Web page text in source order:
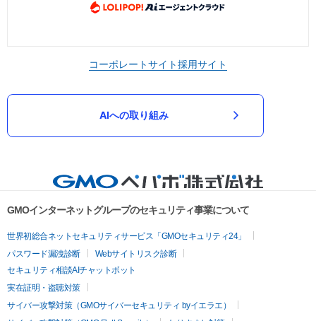
コーポレートサイト採用サイト
AIへの取り組み
GMOインターネットグループのセキュリティ事業について
世界初総合ネットセキュリティサービス「GMOセキュリティ24」
パスワード漏洩診断
Webサイトリスク診断
セキュリティ相談AIチャットボット
実在証明・盗聴対策
サイバー攻撃対策（GMOサイバーセキュリティ byイエラエ）